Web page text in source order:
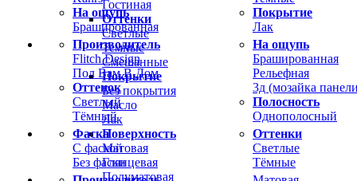
На ощупь
Брашированная
Покрытие
Лак
Производитель
Flitch Design
Пол Вам В Дом
Оттенок
Светлый
Тёмный
На ощупь
Брашированная
Рельефная
3д (мозайка
Полосность
Однополосный
Фаска
С фаской
Без фаски
Оттенки
Светлые
Тёмные
Гостиная
Оттенки
Светлые
Темные
Смешанные
Покрытие
Без покрытия
Масло
Лак
Поверхность
Матовая
Глянцевая
Полуматовая